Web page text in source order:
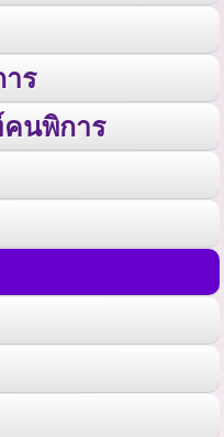
ร
นพิการ